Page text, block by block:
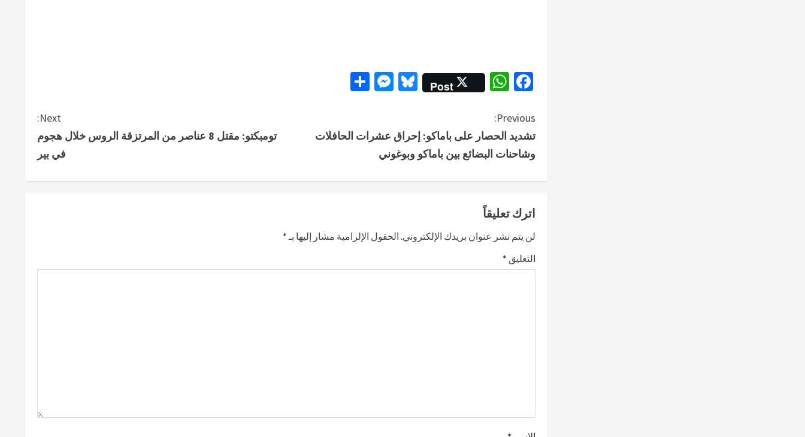
Facebook
WhatsApp
Post
Bluesky
Messenger
C
o
i
n
u
i
Previous:
تشديد الحصار على باماكو: إحراق عشرات الحافلات
وشاحنات البضائع بين باماكو وبوغوني
Next:
تومبكتو: مقتل 8 عناصر من المرتزقة الروس خلال هجوم
في بير
اترك تعليقاً
لن يتم نشر عنوان بريدك الإلكتروني. الحقول الإلزامية مشار إليها بـ *
التعليق *